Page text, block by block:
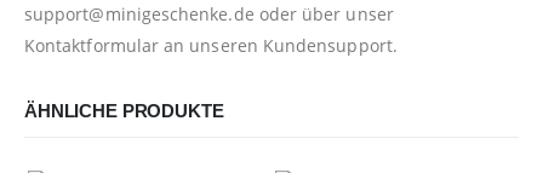
support@minigeschenke.de oder über unser
Kontaktformular an unseren Kundensupport.
ÄHNLICHE PRODUKTE